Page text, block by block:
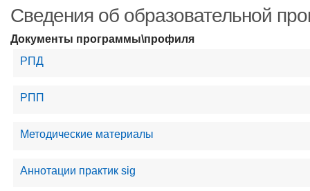
Сведения об образовательной
Документы программы\профиля
РПД
РПП
Методические материалы
Аннотации практик sig